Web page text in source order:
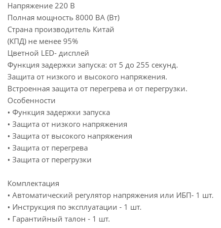
Напряжение 220 В
Полная мощность 8000 ВА (Вт)
Страна производитель Китай
(КПД) не менее 95%
Цветной LED- дисплей
Функция задержки запуска: от 5 до 255 секунд.
Защита от низкого и высокого напряжения.
Встроенная защита от перегрева и от перегрузки.
Особенности
• Функция задержки запуска
• Защита от низкого напряжения
• Защита от высокого напряжения
• Защита от перегрева
• Защита от перегрузки
Комплектация
• Автоматический регулятор напряжения или ИБП- 1 шт.
• Инструкция по эксплуатации - 1 шт.
• Гарантийный талон - 1 шт.